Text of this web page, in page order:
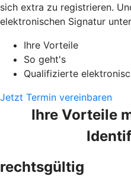
sich extra zu registrieren.
elektronischen Signatur
Ihre Vorteile
So geht's
Qualifizierte
Jetzt Termin vereinbaren
Ihre Vorteile
rechtsgültig